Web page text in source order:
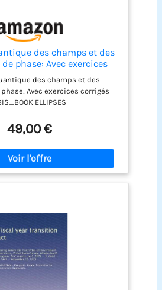
des champs et des
phase: Avec exercices
corrigésdes champs et des
Avec exercices corrigés
ELLIPSES
49,00 €